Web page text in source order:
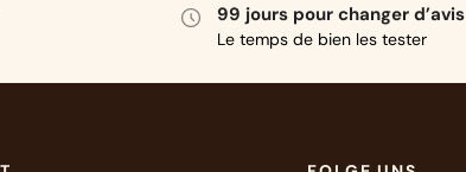
99 jours pour changer d’avis
Le temps de bien les tester